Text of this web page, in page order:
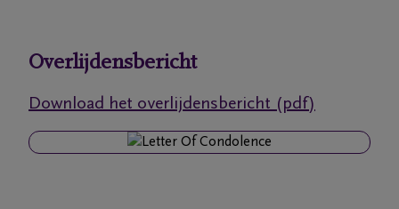
Overlijdensbericht
Download het overlijdensbericht (pdf)